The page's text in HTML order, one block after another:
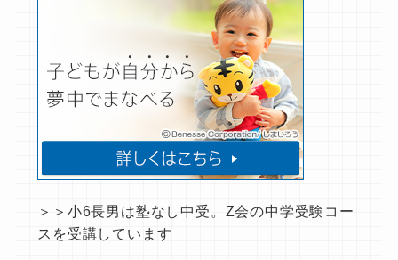
＞＞小6長男は塾なし中受。Z会の中学受験コー
スを受講しています